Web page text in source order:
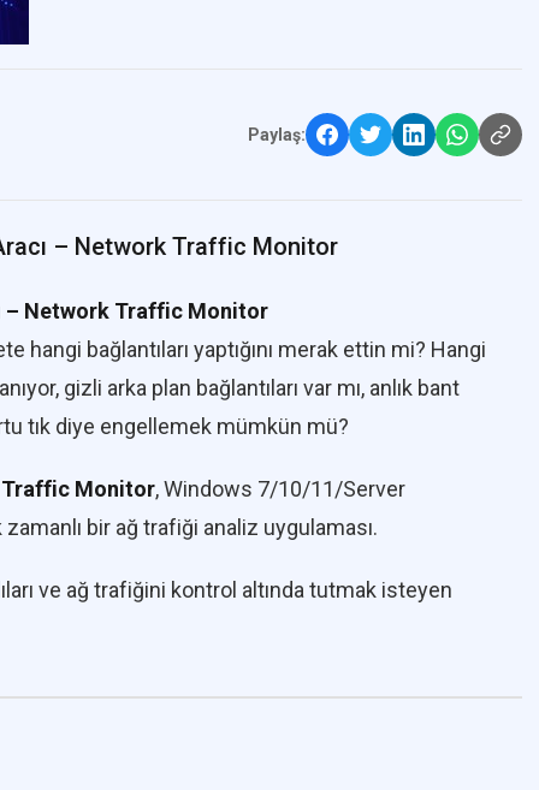
Paylaş:
– Network Traffic Monitor
– Network Traffic Monitor
hangi bağlantıları yaptığını merak ettin mi? Hangi
gizli arka plan bağlantıları var mı, anlık bant
tık diye engellemek mümkün mü?
Monitor, Windows 7/10/11/Server
bir ağ trafiği analiz uygulaması.
ve ağ trafiğini kontrol altında tutmak isteyen